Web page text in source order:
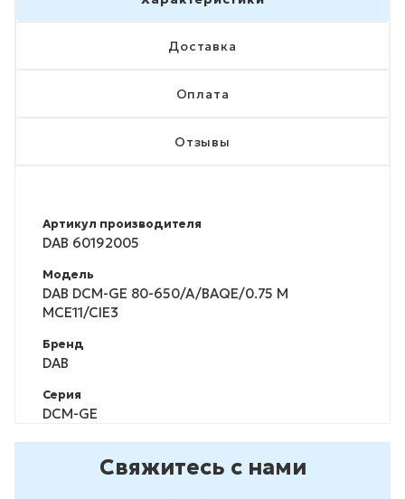
Доставка
Оплата
Отзывы
Артикул производителя
DAB 60192005
Модель
DAB DCM-GE 80-650/A/BAQE/0.75 M
MCE11/CIE3
Бренд
DAB
Серия
DCM-GE
Свяжитесь с нами